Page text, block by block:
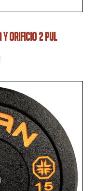
Y ORIFICIO 2 PUL